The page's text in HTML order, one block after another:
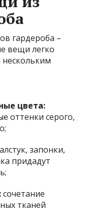
гардероба –
вещи легко
нескольким
цвета:
оттенки серого,
запонки,
придадут
сочетание
тканей